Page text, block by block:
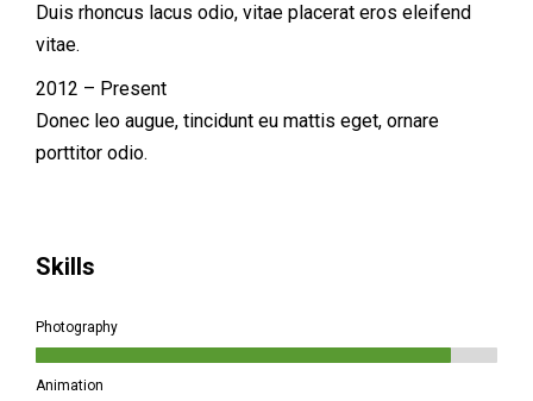
Duis rhoncus lacus odio, vitae placerat eros eleifend
vitae.
2012 – Present
Donec leo augue, tincidunt eu mattis eget, ornare
porttitor odio.
Skills
Photography
Animation